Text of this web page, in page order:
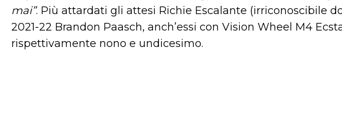
mai”. Più attardati gli attesi Richie Escalante (irriconoscibile
2021-22 Brandon Paasch, anch’essi con Vision Wheel M4
rispettivamente nono e undicesimo.